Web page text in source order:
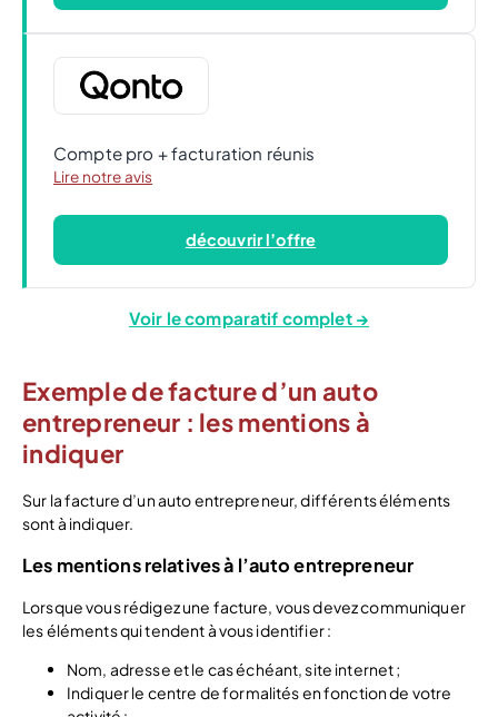
Compte pro + facturation réunis
Lire notre avis
découvrir l’offre
Voir le comparatif complet →
Exemple de facture d’un auto
entrepreneur : les mentions à
indiquer
Sur la facture d’un auto entrepreneur, différents éléments
sont à indiquer.
Les mentions relatives à l’auto entrepreneur
Lorsque vous rédigez une facture, vous devez communiquer
les éléments qui tendent à vous identifier :
Nom, adresse et le cas échéant, site internet ;
Indiquer le centre de formalités en fonction de votre